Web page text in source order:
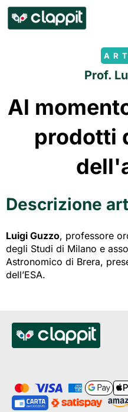
Prof.
Al
prodotti
Descrizione
Luigi Guzzo, professore
degli Studi di Milano e
Astronomico di Brera,
dell’ESA.